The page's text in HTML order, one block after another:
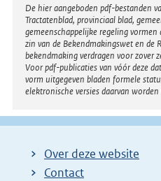
Disclaimer
De hier aangeboden pdf-bestanden
Tractatenblad, provinciaal blad,
gemeenschappelijke regeling
zin van de Bekendmakingswet en de
bekendmaking verdragen voor zover
Voor pdf-publicaties van vóór deze
vorm uitgegeven bladen formele
elektronische versies daarvan
Over deze website
Contact